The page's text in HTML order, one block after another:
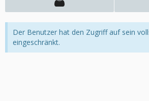
Der Benutzer hat den Zugriff auf sein
eingeschränkt.